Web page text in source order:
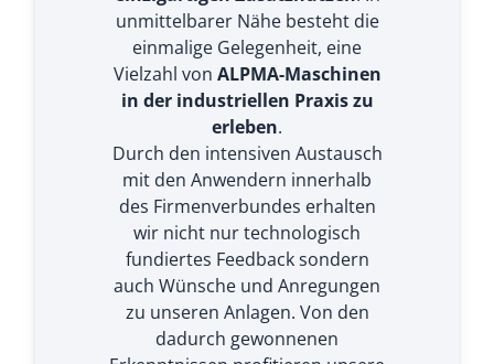
unmittelbarer Nähe besteht die
einmalige Gelegenheit, eine
Vielzahl von ALPMA-Maschinen
in der industriellen Praxis zu
erleben.
Durch den intensiven Austausch
mit den Anwendern innerhalb
des Firmenverbundes erhalten
wir nicht nur technologisch
fundiertes Feedback sondern
auch Wünsche und Anregungen
zu unseren Anlagen. Von den
dadurch gewonnenen